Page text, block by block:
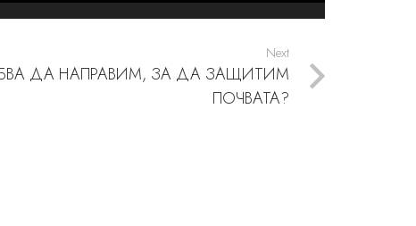
Next
ДА НАПРАВИМ, ЗА ДА ЗАЩИТИМ
ПОЧВАТА?